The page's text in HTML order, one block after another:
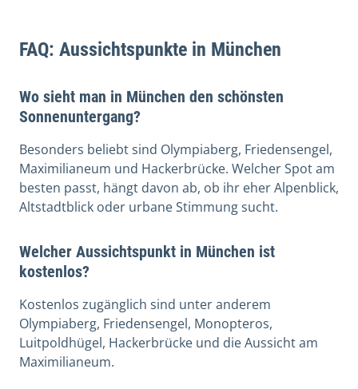
FAQ: Aussichtspunkte in München
Wo sieht man in München den schönsten
Sonnenuntergang?
Besonders beliebt sind Olympiaberg, Friedensengel,
Maximilianeum und Hackerbrücke. Welcher Spot am
besten passt, hängt davon ab, ob ihr eher Alpenblick,
Altstadtblick oder urbane Stimmung sucht.
Welcher Aussichtspunkt in München ist
kostenlos?
Kostenlos zugänglich sind unter anderem
Olympiaberg, Friedensengel, Monopteros,
Luitpoldhügel, Hackerbrücke und die Aussicht am
Maximilianeum.